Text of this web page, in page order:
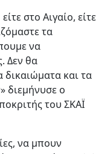
είτε στο Αιγαίο, είτε
τα
να
Δεν θα
και τα
διεμήνυσε ο
του ΣΚΑΪ
να μπουν